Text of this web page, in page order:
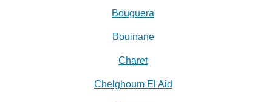
Bouguera
Bouinane
Charet
Chelghoum El Aid